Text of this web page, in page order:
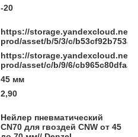
-20
https://storage.yandexcloud.net/
prod/asset/b/5/3/c/
https://storage.yandexcloud.net/
prod/asset/c/b/9/6/
45 мм
2,90
Нейлер пневматический
CN70 для гвоздей CNW от 45